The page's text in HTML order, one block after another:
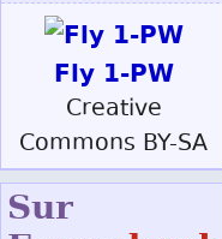
Fly 1-PW
Creative
Commons BY-SA
Sur